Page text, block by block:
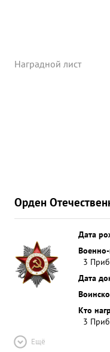
Наградной лист
Орден
Дата
3
Дата
Кто
3
Ещё